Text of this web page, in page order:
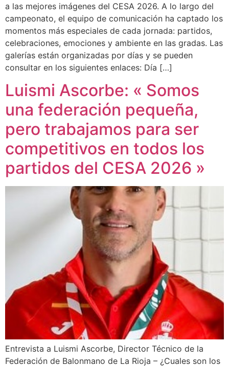
a las mejores imágenes del CESA 2026. A lo largo del
campeonato, el equipo de comunicación ha captado los
momentos más especiales de cada jornada: partidos,
celebraciones, emociones y ambiente en las gradas. Las
galerías están organizadas por días y se pueden
consultar en los siguientes enlaces: Día […]
Luismi Ascorbe: « Somos
una federación pequeña,
pero trabajamos para ser
competitivos en todos los
partidos del CESA 2026 »
Entrevista a Luismi Ascorbe, Director Técnico de la
Federación de Balonmano de La Rioja – ¿Cuales son los